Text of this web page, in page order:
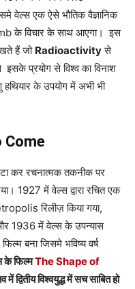
एक ऐसे भौतिक वैज्ञानिक
के विचार के साथ आएगा। इस
हैं जो Radioactivityसे
प्रयोग से विश्व का विनाश
हथियार के उपयोग में अभी भी
Come
कर रचनात्मक तकनीक पर
1927 में वेल्स द्वारा रचित एक
रिलीज़ किया गया,
1936 में वेल्स के उपन्यास
बना जिसमे भविष्य वर्ष
के फिल्मThe Shape of
द्वितीय विश्वयुद्ध में सच साबित हो